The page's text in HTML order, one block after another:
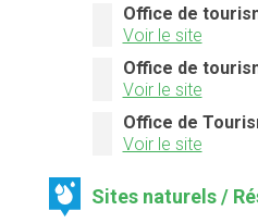
Office de
Voir le site
Office de
Voir le site
Office de
Voir le site
Sites naturels /